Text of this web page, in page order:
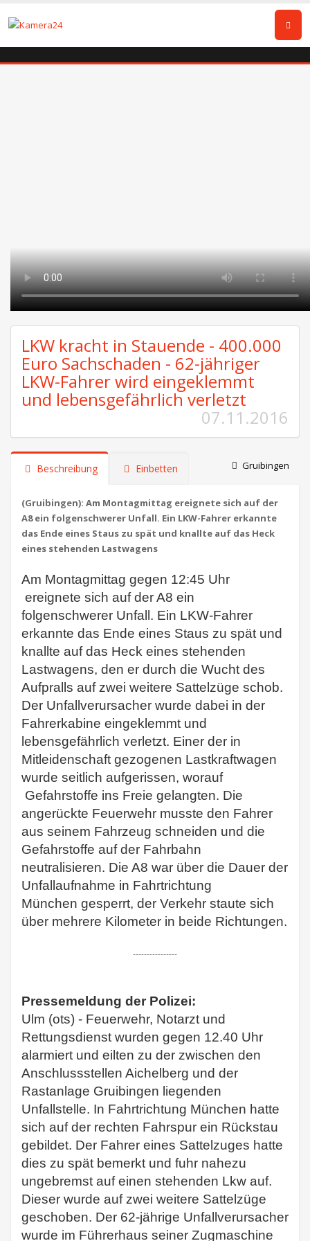
LKW kracht in Stauende - 400.000
Euro Sachschaden - 62-jähriger
LKW-Fahrer wird eingeklemmt
und lebensgefährlich verletzt
07.11.2016
Beschreibung Einbetten Gruibingen
(Gruibingen): Am Montagmittag ereignete sich auf der
A8 ein folgenschwerer Unfall. Ein LKW-Fahrer erkannte
das Ende eines Staus zu spät und knallte auf das Heck
eines stehenden Lastwagens
Am Montagmittag gegen 12:45 Uhr
ereignete sich auf der A8 ein
folgenschwerer Unfall. Ein LKW-Fahrer
erkannte das Ende eines Staus zu spät und
knallte auf das Heck eines stehenden
Lastwagens, den er durch die Wucht des
Aufpralls auf zwei weitere Sattelzüge schob.
Der Unfallverursacher wurde dabei in der
Fahrerkabine eingeklemmt und
lebensgefährlich verletzt. Einer der in
Mitleidenschaft gezogenen Lastkraftwagen
wurde seitlich aufgerissen, worauf
Gefahrstoffe ins Freie gelangten. Die
angerückte Feuerwehr musste den Fahrer
aus seinem Fahrzeug schneiden und die
Gefahrstoffe auf der Fahrbahn
neutralisieren. Die A8 war über die Dauer der
Unfallaufnahme in Fahrtrichtung
München gesperrt, der Verkehr staute sich
über mehrere Kilometer in beide Richtungen.
----------------
Pressemeldung der Polizei:
Ulm (ots) - Feuerwehr, Notarzt und
Rettungsdienst wurden gegen 12.40 Uhr
alarmiert und eilten zu der zwischen den
Anschlussstellen Aichelberg und der
Rastanlage Gruibingen liegenden
Unfallstelle. In Fahrtrichtung München hatte
sich auf der rechten Fahrspur ein Rückstau
gebildet. Der Fahrer eines Sattelzuges hatte
dies zu spät bemerkt und fuhr nahezu
ungebremst auf einen stehenden Lkw auf.
Dieser wurde auf zwei weitere Sattelzüge
geschoben. Der 62-jährige Unfallverursacher
wurde im Führerhaus seiner Zugmaschine